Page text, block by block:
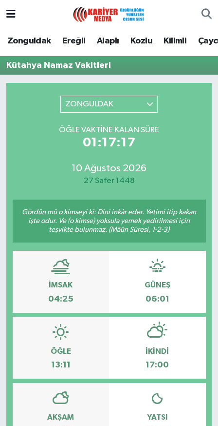
Zonguldak Ereğli Alaplı Kozlu Kilimli
Kütahya Namaz Vakitleri
ZONGULDAK
ÖĞLE VAKTINE KALAN SÜRE
01:17:17
10 Ağustos 2026
27 Safer 1448
Gördün mü o kimseyi ki: Dini inkâr eder. Yetimi itip kakan
işte odur. Ve (o kimse) yoksula yemek yedirilmesi için
teşvikte bulunmaz. (Mâûn Sûresi, 1-2-3)
İMSAK
04:25
GÜNEŞ
06:01
ÖĞLE
13:11
İKINDI
17:00
AKŞAM YATSI
Zonguldak
Ereğli
Devrek
Dergim
Zonguldak Nöbetçi Eczaneler
Zonguldak Hava Durumu
Zonguldak Trafik Yoğunluk Haritası
Puan Durumu ve Fikstür
Haber Arşivi